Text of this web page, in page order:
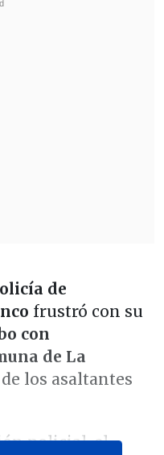
de
frustró con su
con
de La
los asaltantes
policial, el